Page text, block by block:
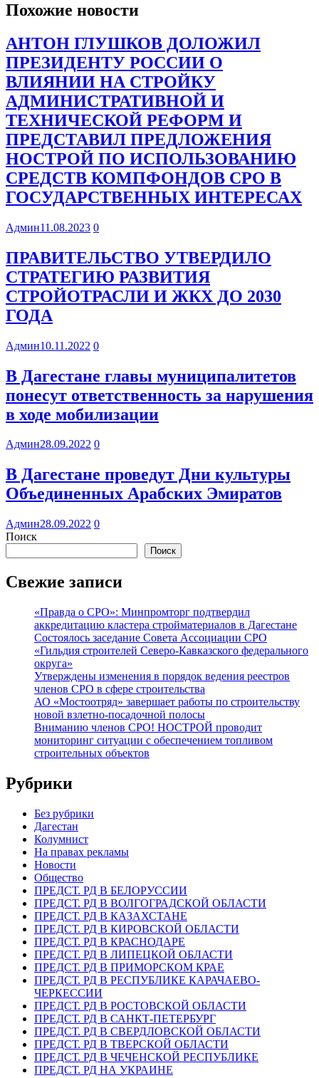
Похожие новости
АНТОН ГЛУШКОВ ДОЛОЖИЛ
ПРЕЗИДЕНТУ РОССИИ О
ВЛИЯНИИ НА СТРОЙКУ
АДМИНИСТРАТИВНОЙ И
ТЕХНИЧЕСКОЙ РЕФОРМ И
ПРЕДСТАВИЛ ПРЕДЛОЖЕНИЯ
НОСТРОЙ ПО ИСПОЛЬЗОВАНИЮ
СРЕДСТВ КОМПФОНДОВ СРО В
ГОСУДАРСТВЕННЫХ ИНТЕРЕСАХ
Админ11.08.2023 0
ПРАВИТЕЛЬСТВО УТВЕРДИЛО
СТРАТЕГИЮ РАЗВИТИЯ
СТРОЙОТРАСЛИ И ЖКХ ДО 2030
ГОДА
Админ10.11.2022 0
В Дагестане главы муниципалитетов
понесут ответственность за нарушения
в ходе мобилизации
Админ28.09.2022 0
В Дагестане проведут Дни культуры
Объединенных Арабских Эмиратов
Админ28.09.2022 0
Поиск
Поиск
Свежие записи
«Правда о СРО»: Минпромторг подтвердил
аккредитацию кластера стройматериалов в Дагестане
Состоялось заседание Совета Ассоциации СРО
«Гильдия строителей Северо-Кавказского федерального
округа»
Утверждены изменения в порядок ведения реестров
членов СРО в сфере строительства
АО «Мостоотряд» завершает работы по строительству
новой взлетно-посадочной полосы
Вниманию членов СРО! НОСТРОЙ проводит
мониторинг ситуации с обеспечением топливом
строительных объектов
Рубрики
Без рубрики
Дагестан
Колумнист
На правах рекламы
Новости
Общество
ПРЕДСТ. РД В БЕЛОРУССИИ
ПРЕДСТ. РД В ВОЛГОГРАДСКОЙ ОБЛАСТИ
ПРЕДСТ. РД В КАЗАХСТАНЕ
ПРЕДСТ. РД В КИРОВСКОЙ ОБЛАСТИ
ПРЕДСТ. РД В КРАСНОДАРЕ
ПРЕДСТ. РД В ЛИПЕЦКОЙ ОБЛАСТИ
ПРЕДСТ. РД В ПРИМОРСКОМ КРАЕ
ПРЕДСТ. РД В РЕСПУБЛИКЕ КАРАЧАЕВО-
ЧЕРКЕССИИ
ПРЕДСТ. РД В РОСТОВСКОЙ ОБЛАСТИ
ПРЕДСТ. РД В САНКТ-ПЕТЕРБУРГ
ПРЕДСТ. РД В СВЕРДЛОВСКОЙ ОБЛАСТИ
ПРЕДСТ. РД В ТВЕРСКОЙ ОБЛАСТИ
ПРЕДСТ. РД В ЧЕЧЕНСКОЙ РЕСПУБЛИКЕ
ПРЕДСТ. РД НА УКРАИНЕ